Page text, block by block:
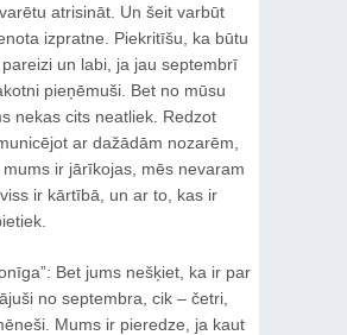
atrisināt. Un šeit varbūt
izpratne. Piekritīšu, ka būtu
un labi, ja jau septembrī
pieņēmuši. Bet no mūsu
nekas cits neatliek. Redzot
ar dažādām nozarēm,
ir jārīkojas, mēs nevaram
ir kārtībā, un ar to, kas ir
Bet jums nešķiet, ka ir par
no septembra, cik – četri,
Mums ir pieredze, ja kaut